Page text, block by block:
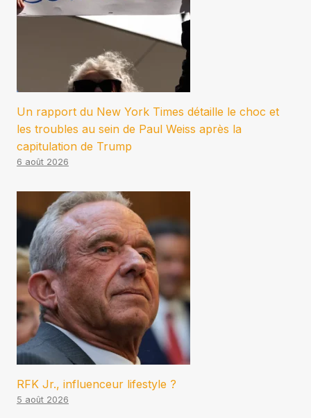
Un rapport du New York Times détaille le choc et
les troubles au sein de Paul Weiss après la
capitulation de Trump
6 août 2026
RFK Jr., influenceur lifestyle ?
5 août 2026